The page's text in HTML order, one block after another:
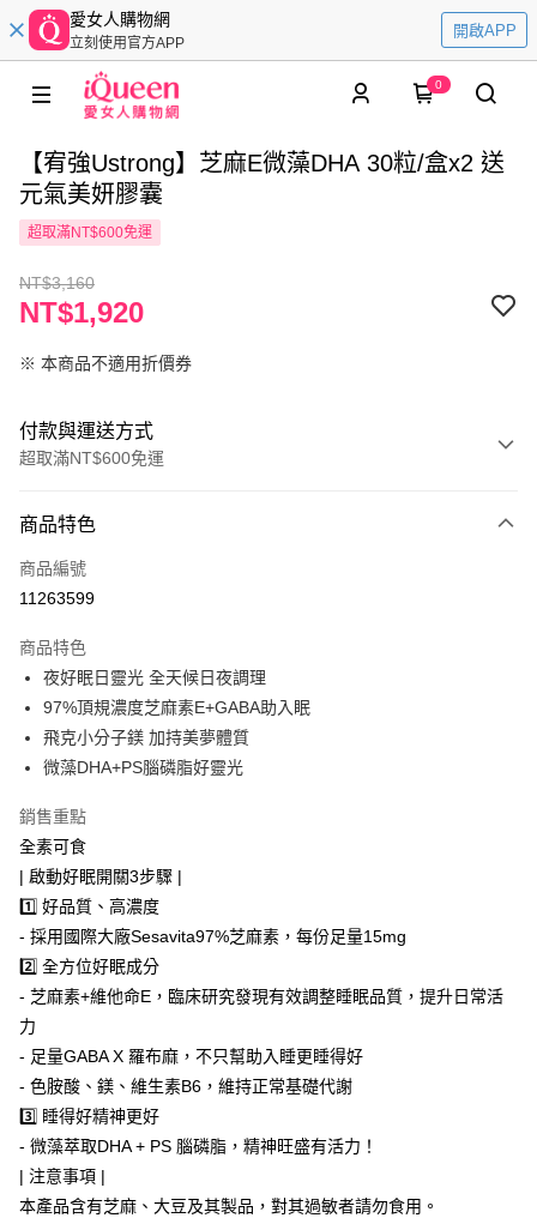
愛女人購物網
立刻使用官方APP
開啟APP
0
【宥強Ustrong】芝麻E微藻DHA 30粒/盒x2 送
元氣美妍膠囊
超取滿NT$600免運
NT$3,160
NT$1,920
※ 本商品不適用折價券
付款與運送方式
超取滿NT$600免運
信用卡一次付款
超商取貨付款
Apple Pay
街口支付
悠遊付
Google Pay
全盈+PAY
【關於「AFTEE先享後付」】
AFTEE先享後付是「在收到商品之後才付款」的支付方式。 讓您購物簡單
便利好安心！
２．便利：只要手機號碼，簡訊認證，即可結帳。
３．安心：先確認商品／服務後，再付款。
１．於結帳方式選擇「AFTEE先享後付」後，將跳轉至「AFTEE先享後付」
結帳頁面，進行簡訊認證並確認金額後，即可完成結帳。
２．訂單成立數日內，您將收到繳費通知簡訊。
３．收到繳費通知簡訊後14天內，點擊此簡訊中的連結，可透過四大超商／
ATM／網路銀行／等多元方式進行付款，方視為交易完成。
ATM付款
運送方式
全家付款取貨
每筆NT$100，滿NT$600(含以上)免運費
付款後全家取貨
每筆NT$100，滿NT$600(含以上)免運費
萊爾富取貨付款
商品特色
商品編號
11263599
商品特色
夜好眠日靈光 全天候日夜調理
97%頂規濃度芝麻素E+GABA助入眠
飛克小分子鎂 加持美夢體質
微藻DHA+PS腦磷脂好靈光
銷售重點
全素可食
| 啟動好眠開關3步驟 |
1️⃣ 好品質、高濃度
- 採用國際大廠Sesavita97%芝麻素，每份足量15mg
2️⃣ 全方位好眠成分
- 芝麻素+維他命E，臨床研究發現有效調整睡眠品質，提升日常活
力
- 足量GABA X 羅布麻，不只幫助入睡更睡得好
- 色胺酸、鎂、維生素B6，維持正常基礎代謝
3️⃣ 睡得好精神更好
- 微藻萃取DHA + PS 腦磷脂，精神旺盛有活力！
| 注意事項 |
本產品含有芝麻、大豆及其製品，對其過敏者請勿食用。